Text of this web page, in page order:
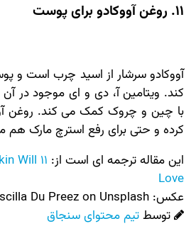
11. روغن آووکادو برای پوست
آووکادو سرشار از اسید چرب است و
کند. ویتامین آ، دی و ای موجود در آن
با چین و چروک کمک می کند. روغن
کرده و حتی برای رفع استرچ مارک هم
این مقاله ترجمه ای است از:
Will
Love
عکس:‌ Du Preez on Unsplash
توسطتیم محتوای سنجاق